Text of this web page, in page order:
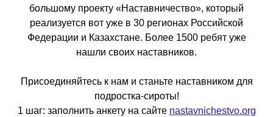
большому проекту «Наставничество», который
реализуется вот уже в 30 регионах Российской
Федерации и Казахстане. Более 1500 ребят уже
нашли своих наставников.
Присоединяйтесь к нам и станьте наставником для
подростка-сироты!
1 шаг: заполнить анкету на сайте nastavnichestvo.org